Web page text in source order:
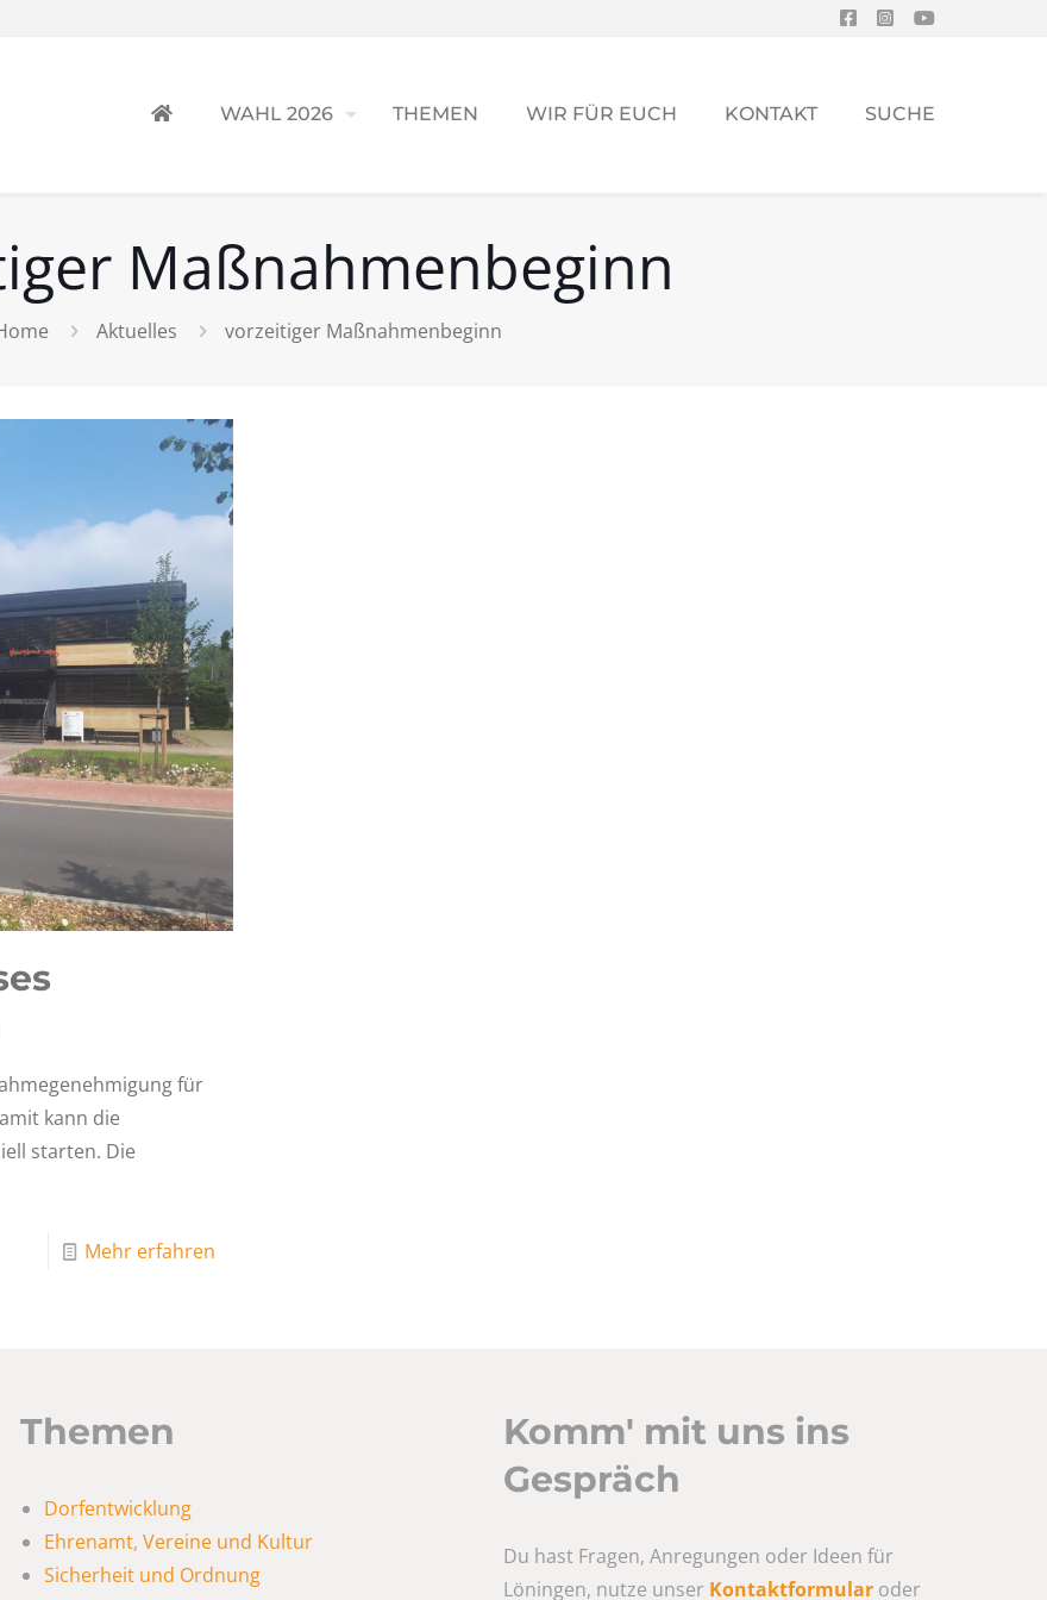
WAHL 2026 THEMEN WIR FÜR EUCH KONTAKT SUCHE
Maßnahmenbeginn
Aktuelles vorzeitiger Maßnahmenbeginn
für
kann die
starten. Die
Mehr erfahren
Themen
Dorfentwicklung
Ehrenamt, Vereine und Kultur
Sicherheit und Ordnung
Komm' mit uns ins
Gespräch
Du hast Fragen, Anregungen oder Ideen für
Löningen, nutze unser Kontaktformular oder